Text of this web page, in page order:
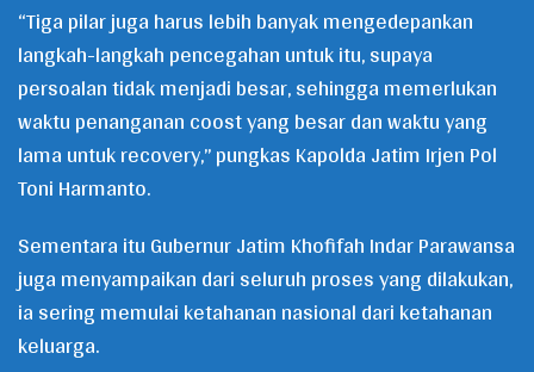
“Tiga pilar juga harus lebih banyak mengedepankan
langkah-langkah pencegahan untuk itu, supaya
persoalan tidak menjadi besar, sehingga memerlukan
waktu penanganan coost yang besar dan waktu yang
lama untuk recovery,” pungkas Kapolda Jatim Irjen Pol
Toni Harmanto.
Sementara itu Gubernur Jatim Khofifah Indar Parawansa
juga menyampaikan dari seluruh proses yang dilakukan,
ia sering memulai ketahanan nasional dari ketahanan
keluarga.